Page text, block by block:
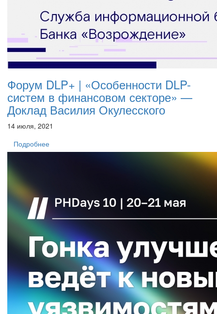
Форум DLP+ | «Особенности DLP-
систем в финансовом секторе» —
Доклад Василия Окулесского
14 июля, 2021
Подробнее